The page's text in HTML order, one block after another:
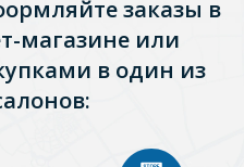
заказы в
магазине или
в один из